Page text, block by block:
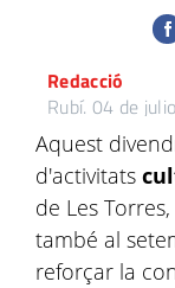
Redacció
Rubí. 04 de
Aquest
d'activitats
de Les
també al
reforçar la